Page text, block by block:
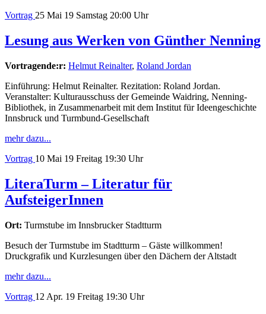
Vortrag 25 Mai 19 Samstag 20:00 Uhr
Lesung aus Werken von Günther Nenning
Vortragende:r: Helmut Reinalter, Roland Jordan
Einführung: Helmut Reinalter. Rezitation: Roland Jordan.
Veranstalter: Kulturausschuss der Gemeinde Waidring, Nenning-
Bibliothek, in Zusammenarbeit mit dem Institut für Ideengeschichte
Innsbruck und Turmbund-Gesellschaft
mehr dazu...
Vortrag 10 Mai 19 Freitag 19:30 Uhr
LiteraTurm – Literatur für
AufsteigerInnen
Ort: Turmstube im Innsbrucker Stadtturm
Besuch der Turmstube im Stadtturm – Gäste willkommen!
Druckgrafik und Kurzlesungen über den Dächern der Altstadt
mehr dazu...
Vortrag 12 Apr. 19 Freitag 19:30 Uhr